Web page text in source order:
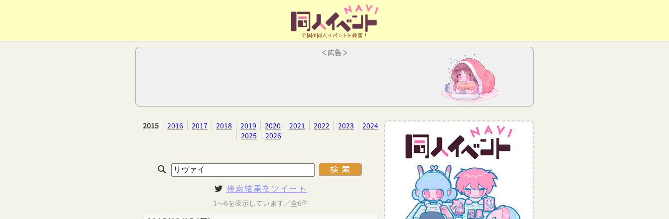
全国の同人イベントを検索！
＜広告＞
2015 2016 2017 2018 2019 2020 2021 2022 2023
2024
2025
2026
検索結果をツイート
1～6を表示しています／全6件